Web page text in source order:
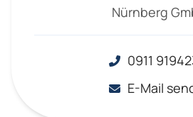
Nürnberg
0911
E-Mail